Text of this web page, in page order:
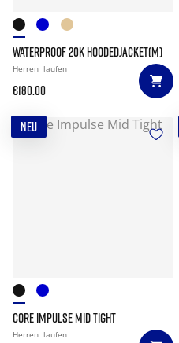
WATERPROOF 20K HOODEDJACKET(M)
Herren laufen
€180.00
NEU
CORE IMPULSE MID TIGHT
Herren laufen